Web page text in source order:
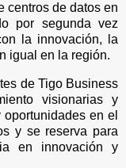
centros de datos en
por segunda vez
la innovación, la
igual en la región.
de Tigo Business
visionarias y
en el
y se reserva para
en innovación y